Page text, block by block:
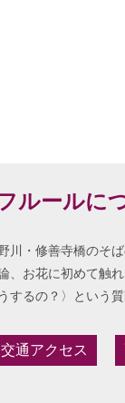
ルールに
川・修善寺橋のそば
、お花に初めて触
するの？〉という
交通アクセス